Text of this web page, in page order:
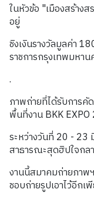
ในหัวข้อ "เมืองสร้าง
อยู่
ชิงเงินรางวัลมูลค่า
ราชการกรุงเทพมหาน
.
ภาพถ่ายที่ได้รับการคั
พื้นที่งาน BKK
ระหว่างวันที่ 20 -
สาธารณะสุดฮิปใจกล
งานนี้สมาคมถ่ายภาพ
ชอบถ่ายรูปเอาไว้อีกเ